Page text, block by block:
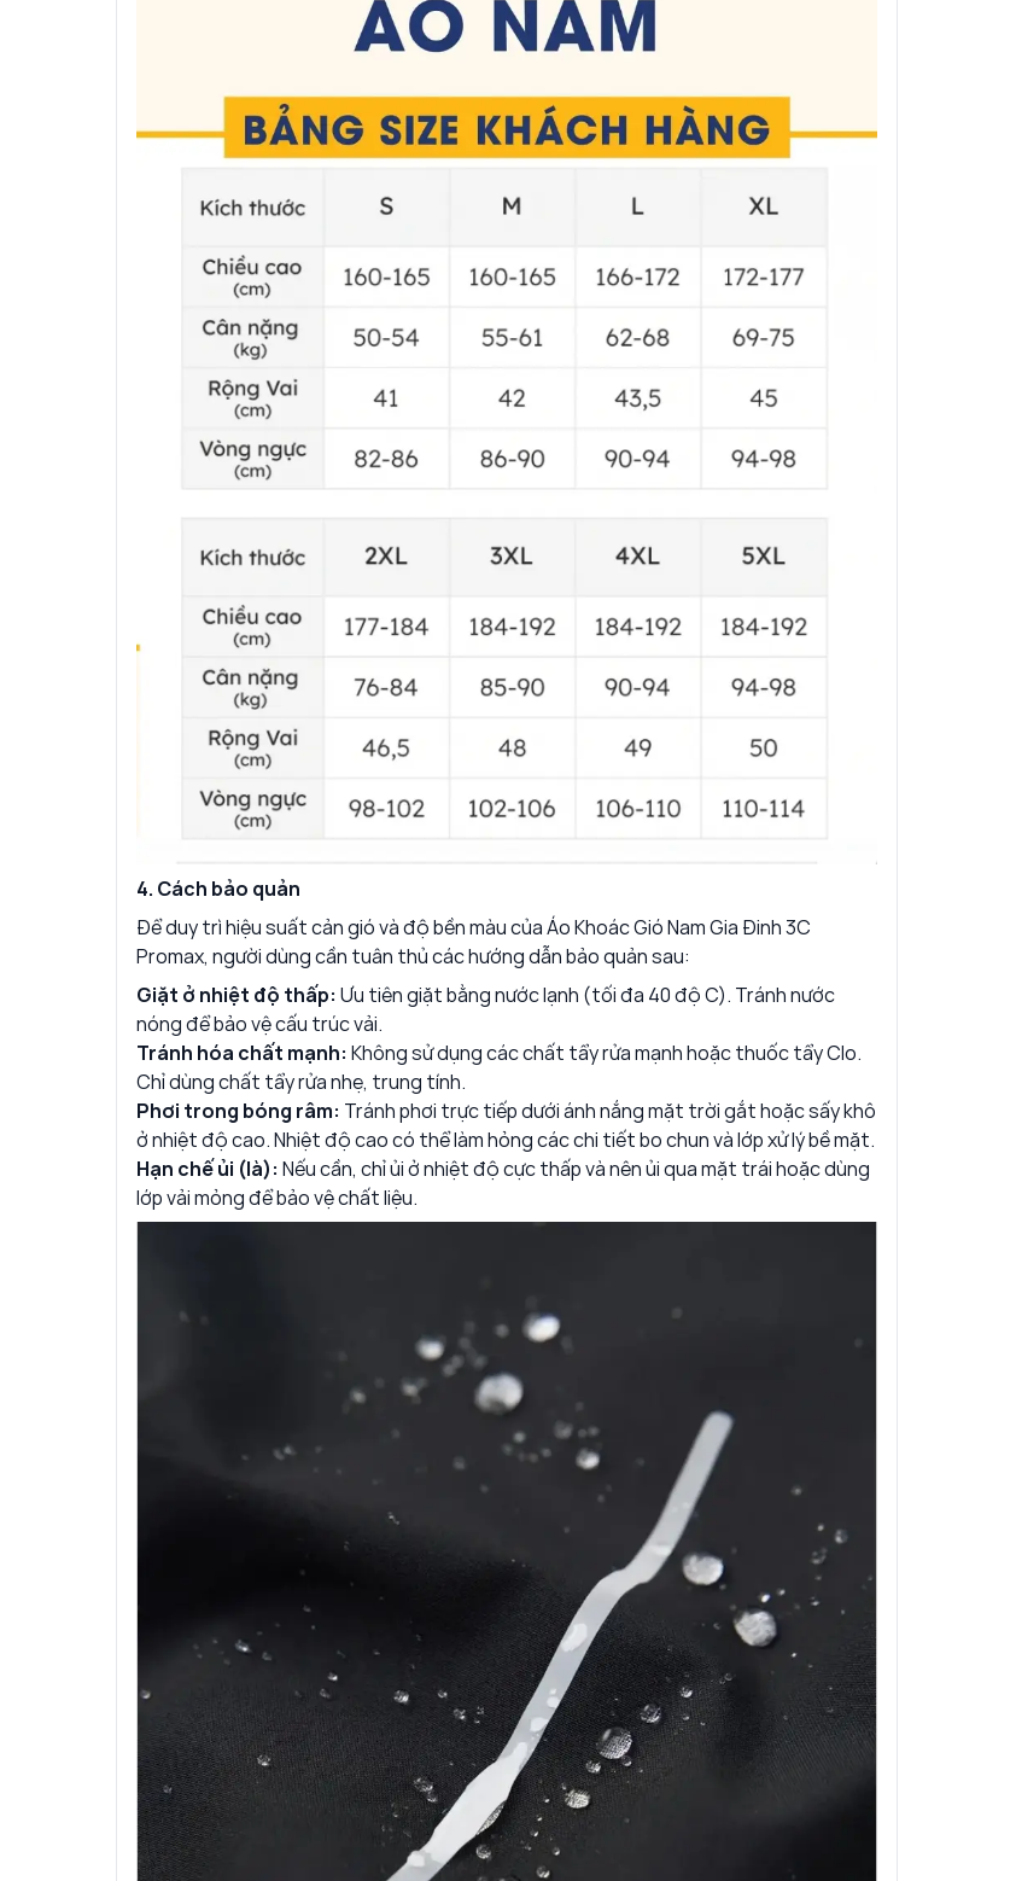
4. Cách bảo quản
Để duy trì hiệu suất cản gió và độ bền màu của Áo Khoác Gió Nam Gia Đinh 3C
Promax, người dùng cần tuân thủ các hướng dẫn bảo quản sau:
Giặt ở nhiệt độ thấp: Ưu tiên giặt bằng nước lạnh (tối đa 40 độ C). Tránh nước
nóng để bảo vệ cấu trúc vải.
Tránh hóa chất mạnh: Không sử dụng các chất tẩy rửa mạnh hoặc thuốc tẩy Clo.
Chỉ dùng chất tẩy rửa nhẹ, trung tính.
Phơi trong bóng râm: Tránh phơi trực tiếp dưới ánh nắng mặt trời gắt hoặc sấy khô
ở nhiệt độ cao. Nhiệt độ cao có thể làm hỏng các chi tiết bo chun và lớp xử lý bề mặt.
Hạn chế ủi (là): Nếu cần, chỉ ủi ở nhiệt độ cực thấp và nên ủi qua mặt trái hoặc dùng
lớp vải mỏng để bảo vệ chất liệu.